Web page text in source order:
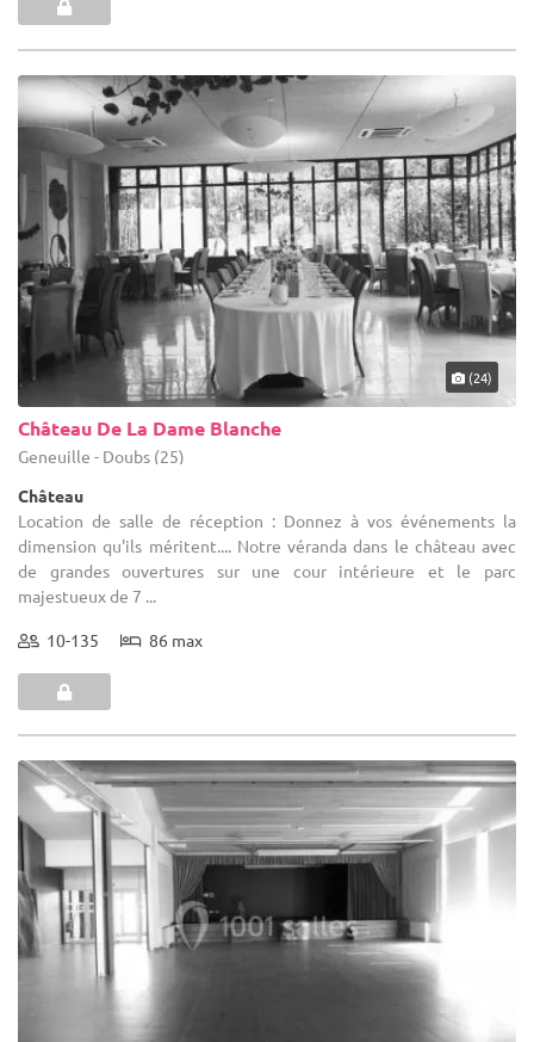
(24)
Château De La Dame Blanche
Geneuille - Doubs (25)
Château
Location de salle de réception : Donnez à vos événements la
dimension qu'ils méritent.... Notre véranda dans le château avec
de grandes ouvertures sur une cour intérieure et le parc
majestueux de 7 ...
10-135 86 max